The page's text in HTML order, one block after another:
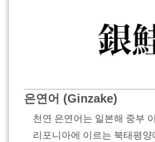
은연어 (Ginzake)
천연 은연어는 일본해 중부
리포니아에 이르는 북태평양